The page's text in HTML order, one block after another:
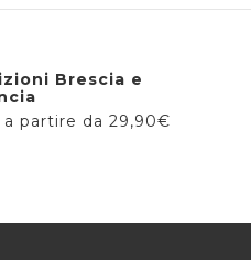
Brescia e
a partire da 29,90€